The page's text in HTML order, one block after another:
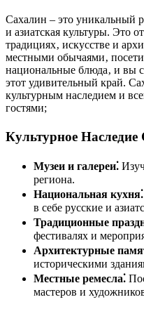
Сахалин – это уникальный
и азиатская культуры. Это
традициях‚ искусстве и
местными обычаями‚
национальные блюда‚ и вы
этот удивительный край.
культурным наследием и
гостями;
Культурное Наследие
Музеи и галереи⁚
региона.
Национальная кухня⁚
в себе русские и
Традиционные
фестивалях и
Архитектурные
историческими
Местные ремесла⁚
мастеров и